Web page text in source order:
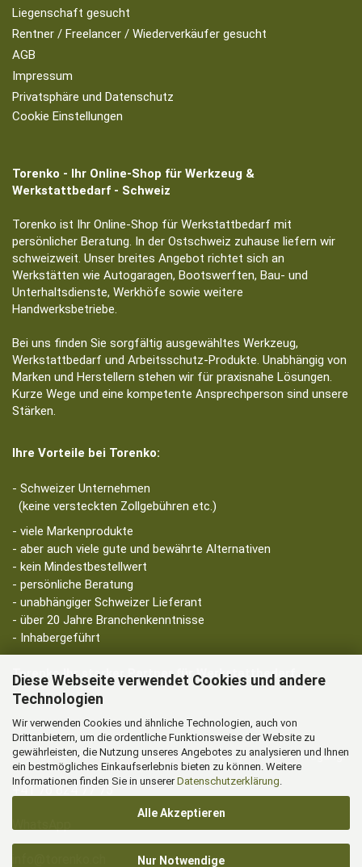
Diese Webseite verwendet Cookies und andere
Technologien
Wir verwenden Cookies und ähnliche Technologien, auch von
Drittanbietern, um die ordentliche Funktionsweise der Website zu
gewährleisten, die Nutzung unseres Angebotes zu analysieren und Ihnen
ein bestmögliches Einkaufserlebnis bieten zu können. Weitere
Informationen finden Sie in unsererDatenschutzerklärung
Alle Akzeptieren
Nur Notwendige
Liegenschaft gesucht
Rentner / Freelancer / Wiederverkäufer gesucht
AGB
Impressum
Privatsphäre und Datenschutz
Cookie Einstellungen
Torenko - Ihr Online-Shop für Werkzeug &
Werkstattbedarf - Schweiz
Torenko ist Ihr Online-Shop für Werkstattbedarf mit
persönlicher Beratung. In der Ostschweiz zuhause liefern wir
schweizweit. Unser breites Angebot richtet sich an
Werkstätten wie Autogaragen, Bootswerften, Bau- und
Unterhaltsdienste, Werkhöfe sowie weitere
Handwerksbetriebe.
Bei uns finden Sie sorgfältig ausgewähltes Werkzeug,
Werkstattbedarf und Arbeitsschutz-Produkte. Unabhängig von
Marken und Herstellern stehen wir für praxisnahe Lösungen.
Kurze Wege und eine kompetente Ansprechperson sind unsere
Stärken.
Ihre Vorteile bei Torenko:
- Schweizer Unternehmen
(keine versteckten Zollgebühren etc.)
- viele Markenprodukte
- aber auch viele gute und bewährte Alternativen
- kein Mindestbestellwert
- persönliche Beratung
- unabhängiger Schweizer Lieferant
- über 20 Jahre Branchenkenntnisse
- Inhabergeführt
Torenko Ihr starker Partner für Werkstattbedarf
Für Fragen und Auskünfte stehen wir Ihnen gerne zur Verfügung.
+41 76 824 77 75